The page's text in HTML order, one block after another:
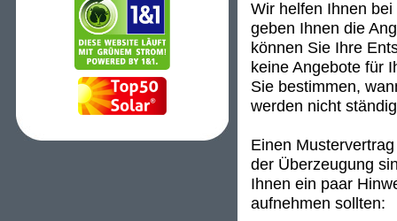
Wir helfen Ihnen
geben Ihnen die
können Sie Ihre
keine Angebote für
Sie bestimmen,
werden nicht
Einen
der Überzeugung
Ihnen ein paar
aufnehmen sollten: